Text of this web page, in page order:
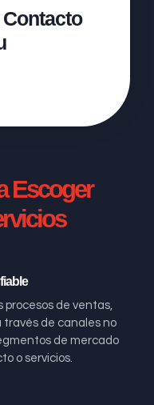
Escoger
procesos de ventas,
través de canales no
de mercado
o servicios.